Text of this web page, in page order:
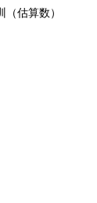
估算数）